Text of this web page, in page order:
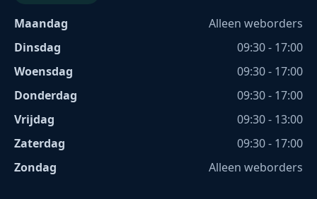
Maandag
Alleen weborders
Dinsdag
09:30 - 17:00
Woensdag
09:30 - 17:00
Donderdag
09:30 - 17:00
Vrijdag
09:30 - 13:00
Zaterdag
09:30 - 17:00
Zondag
Alleen weborders